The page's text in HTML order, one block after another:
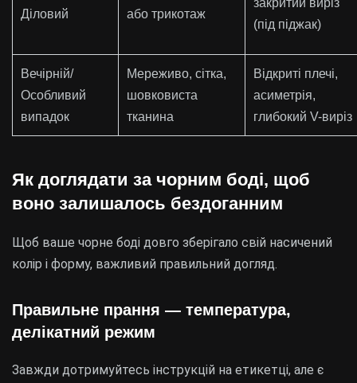
Діловий
або трикотаж
закритий виріз
(під піджак)
Вечірній/
Особливий
випадок
Мереживо, сітка,
шовковиста
тканина
Відкриті плечі,
асиметрія,
глибокий V-виріз
Як доглядати за чорним боді, щоб
воно залишалось бездоганним
Щоб ваше чорне боді довго зберігало свій насичений
колір і форму, важливий правильний догляд.
Правильне прання — температура,
делікатний режим
Завжди дотримуйтесь інструкцій на етикетці, але є